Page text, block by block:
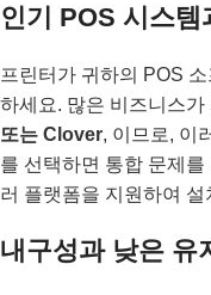
인기 POS 시스템
프린터가 귀하의 POS
하세요. 많은 비즈니스
또는 Clover, 이므로, 이
를 선택하면 통합 문제
러 플랫폼을 지원하여
내구성과 낮은 유